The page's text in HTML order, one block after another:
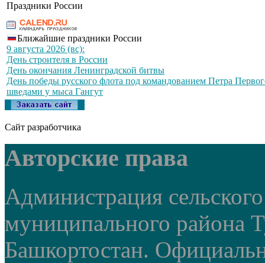
Праздники России
Ближайшие праздники России
9 августа 2026 (вс):
День строителя в России
День окончания Ленинградской битвы
День победы русского флота под командованием Петра
шведами у мыса Гангут
Сайт разработчика
Авторские права
Администрация
муниципального района
Башкортостан.